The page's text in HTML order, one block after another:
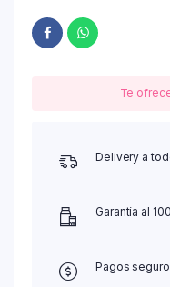
Te
Delivery a
Garantía al
Pagos